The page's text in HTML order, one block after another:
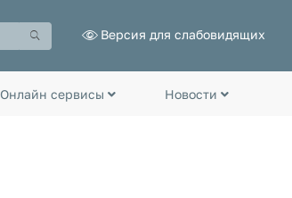
Версия для слабовидящих
Онлайн сервисы Новости